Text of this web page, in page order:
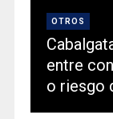
OTROS
entre
o riesgo